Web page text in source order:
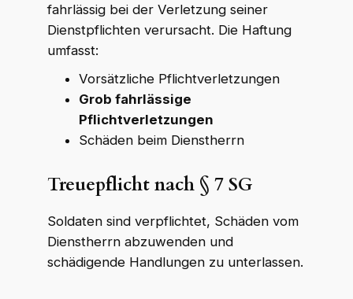
fahrlässig bei der Verletzung seiner
Dienstpflichten verursacht. Die Haftung
umfasst:
Vorsätzliche Pflichtverletzungen
Grob fahrlässige
Pflichtverletzungen
Schäden beim Dienstherrn
Treuepflicht nach § 7 SG
Soldaten sind verpflichtet, Schäden vom
Dienstherrn abzuwenden und
schädigende Handlungen zu unterlassen.